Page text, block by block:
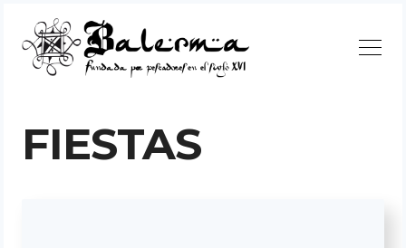
Continuar
FIESTAS